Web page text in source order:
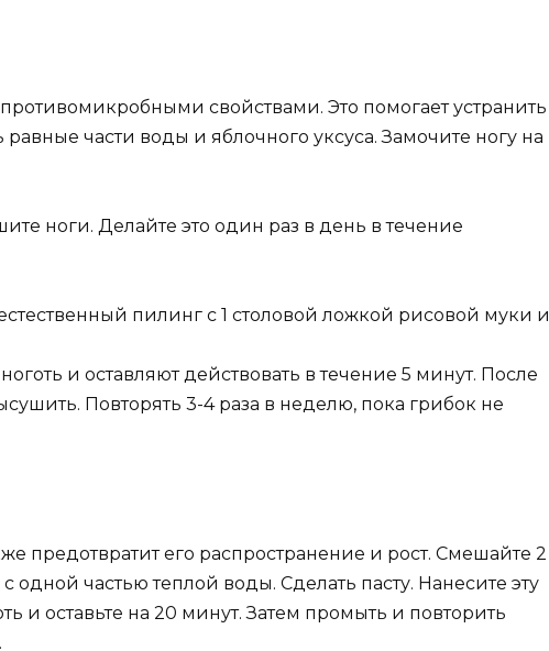
свойствами. Это помогает устранить
части воды и яблочного уксуса. Замочите ногу на
ноги. Делайте это один раз в день в течение
пилинг с 1 столовой ложкой рисовой муки и
и оставляют действовать в течение 5 минут. После
Повторять 3-4 раза в неделю, пока грибок не
предотвратит его распространение и рост. Смешайте 2
одной частью теплой воды. Сделать пасту. Нанесите эту
и оставьте на 20 минут. Затем промыть и повторить